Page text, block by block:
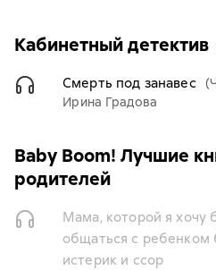
Кабинетный детектив
Смерть под занавес
Ирина Градова
Baby Boom! Лучшие
родителей
Мама, которой я хочу
общаться с ребенком
истерик и ссор